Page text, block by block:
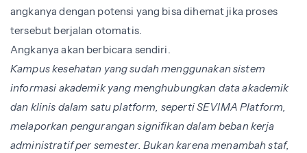
angkanya dengan potensi yang bisa dihemat jika proses
tersebut berjalan otomatis.
Angkanya akan berbicara sendiri.
Kampus kesehatan yang sudah menggunakan sistem
informasi akademik yang menghubungkan data akademik
dan klinis dalam satu platform, seperti SEVIMA Platform,
melaporkan pengurangan signifikan dalam beban kerja
administratif per semester. Bukan karena menambah staf,